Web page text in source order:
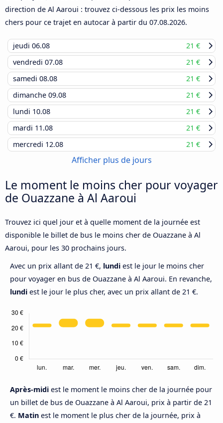
direction de Al Aaroui : trouvez ci-dessous les prix les moins
chers pour ce trajet en autocar à partir du 07.08.2026.
jeudi 06.08
21 €
vendredi 07.08
21 €
samedi 08.08
21 €
dimanche 09.08
21 €
lundi 10.08
21 €
mardi 11.08
21 €
mercredi 12.08 21 €
Afficher plus de jours
Le moment le moins cher pour voyager
de Ouazzane à Al Aaroui
Trouvez ici quel jour et à quelle moment de la journée est
disponible le billet de bus le moins cher de Ouazzane à Al
Aaroui, pour les 30 prochains jours.
Avec un prix allant de 21 €, lundi est le jour le moins cher
pour voyager en bus de Ouazzane à Al Aaroui. En revanche,
lundi est le jour le plus cher, avec un prix allant de 21 €.
Après-midi est le moment le moins cher de la journée pour
un billet de bus de Ouazzane à Al Aaroui, prix à partir de 21
€. Matin est le moment le plus cher de la journée, prix à